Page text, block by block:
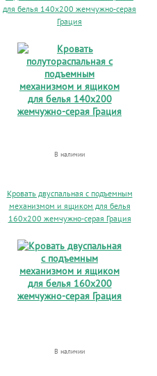
для белья 140х200 жемчужно-серая
Грация
В наличии
Кровать двуспальная с подъемным
механизмом и ящиком для белья
160х200 жемчужно-серая Грация
В наличии